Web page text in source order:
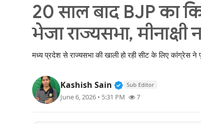
राजस्थान
राजनीति
20 साल बाद BJP का
भेजा राज्यसभा,
मध्य प्रदेश से राज्यसभा की खाली हो रही सीट के लिए कांग्रेस ने
Kashish Sain Verified Public
Sub Editor
June 6, 2026 • 5:31 PM 7